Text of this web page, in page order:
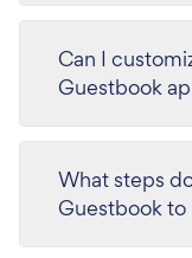
Can I
Guestbook
What steps
Guestbook